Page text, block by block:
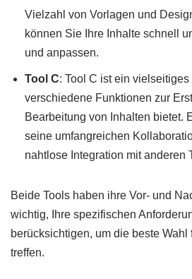
Vielzahl von Vorlagen und
können Sie Ihre Inhalte schnell
und anpassen.
Tool C: Tool C ist ein vielseitiges
verschiedene Funktionen zur
Bearbeitung von Inhalten bietet.
seine umfangreichen
nahtlose Integration mit anderen
Beide Tools haben ihre Vor- und
wichtig, Ihre spezifischen
berücksichtigen, um die beste Wahl
treffen.